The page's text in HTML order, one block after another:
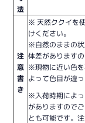
法
注
意
書
き
※ 天然ククイを
けください。
※自然のままの
体差があります
※現物に近い色
よって色目が違
※入荷時期によ
がありますので
とも可能です。